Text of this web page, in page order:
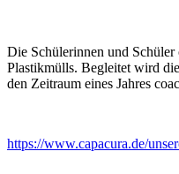
Die Schülerinnen und
Plastikmülls. Begleitet wird
den Zeitraum eines Jahres
https://www.capacura.de/